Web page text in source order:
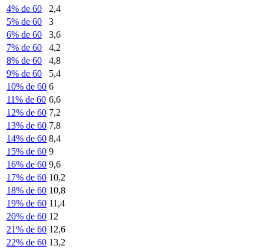
4% de 60
2,4
5% de 60
3
6% de 60
3,6
7% de 60
4,2
8% de 60
4,8
9% de 60
5,4
10% de 60 6
11% de 60 6,6
12% de 60 7,2
13% de 60 7,8
14% de 60 8,4
15% de 60 9
16% de 60 9,6
17% de 60 10,2
18% de 60 10,8
19% de 60 11,4
20% de 60 12
21% de 60 12,6
22% de 60 13,2